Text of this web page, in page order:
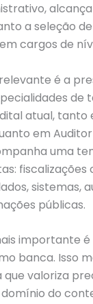
a seleção
cargos de
é a
de
atual, tanto
em
uma
fiscalizações
sistemas,
públicas.
importante
banca. Isso
valoriza
do